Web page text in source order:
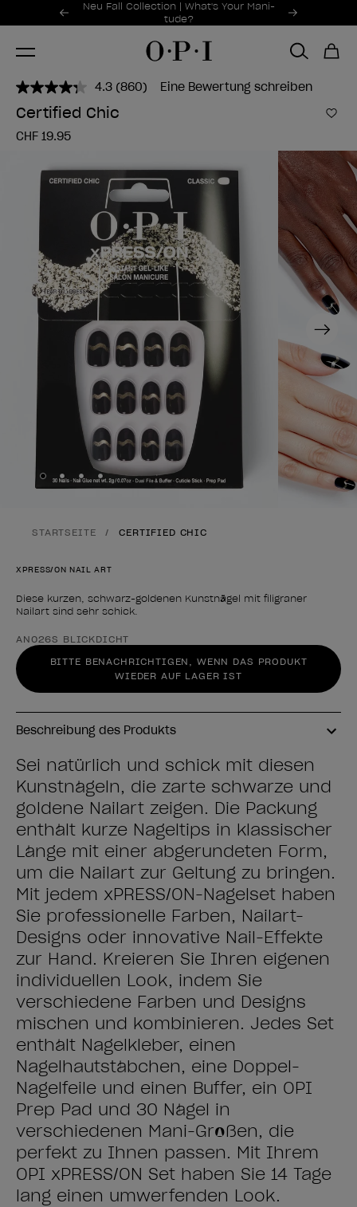
Sonderangebote
Neu Fall Collection | What's Your Mani-
tude?
Item 1 of 2
4.3 860
Bewertungen
lesen..
Seite.
(860) Eine Bewertung schreiben
Certified Chic Zur
CHF 19.95
Next
Skip to slide1
Skip to slide2
Skip to slide3
Skip to slide4
STARTSEITE CERTIFIED CHIC
XPRESS/ON NAIL ART
Diese kurzen, schwarz-goldenen Kunstnägel mit filigraner
Nailart sind sehr schick.
Form des Produkts
AN026S BLICKDICHT
BITTE BENACHRICHTIGEN, WENN DAS PRODUKT
WIEDER AUF LAGER IST
Beschreibung des Produkts
Sei natürlich und schick mit diesen
Kunstnägeln, die zarte schwarze und
goldene Nailart zeigen. Die Packung
enthält kurze Nageltips in klassischer
Länge mit einer abgerundeten Form,
um die Nailart zur Geltung zu bringen.
Mit jedem xPRESS/ON-Nagelset haben
Sie professionelle Farben, Nailart-
Designs oder innovative Nail-Effekte
zur Hand. Kreieren Sie Ihren eigenen
individuellen Look, indem Sie
verschiedene Farben und Designs
mischen und kombinieren. Jedes Set
enthält Nagelkleber, einen
Nagelhautstäbchen, eine Doppel-
Nagelfeile und einen Buffer, ein OPI
Prep Pad und 30 Nägel in
verschiedenen Mani-Größen, die
perfekt zu Ihnen passen. Mit Ihrem
OPI xPRESS/ON Set haben Sie 14 Tage
lang einen umwerfenden Look.